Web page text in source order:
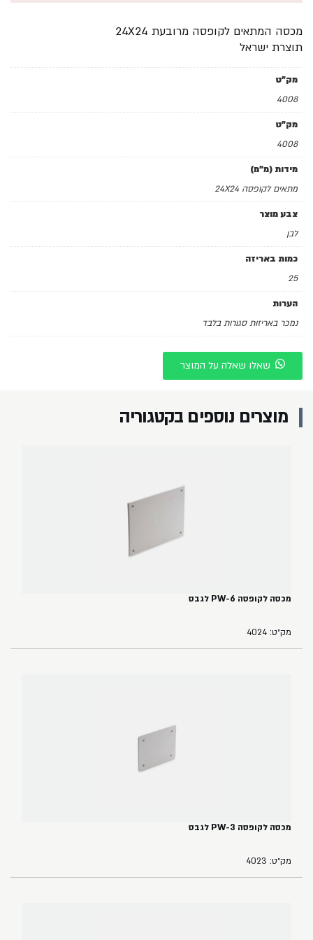
מכסה המתאים לקופסה מרובעת 24X24
תוצרת ישראל
מק"ט
4008
מק"ט
4008
מידות (מ"מ)
מתאים לקופסה 24X24
צבע מוצר
לבן
כמות באריזה
25
הערות
נמכר באריזות סגורות בלבד
שאלו שאלה על המוצר
מוצרים נוספים בקטגוריה
מכסה לקופסה PW-6 לגבס
מק״ט: 4024
מכסה לקופסה PW-3 לגבס
מק״ט: 4023